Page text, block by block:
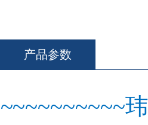
产品参数
~~~~~~~~~~